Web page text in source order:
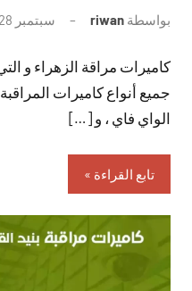
بواسطة riwan سبتمبر 28, 2021
كاميرات مراقة الزهراء و
جميع أنواع كاميرات المراقبة
الواي فاي ، و […]
تابع القراءة